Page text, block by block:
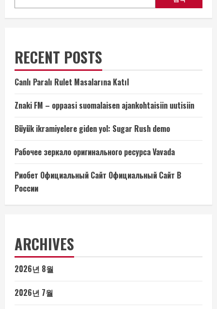
RECENT POSTS
Canlı Paralı Rulet Masalarına Katıl
Znaki FM – oppaasi suomalaisen ajankohtaisiin uutisiin
Büyük ikramiyelere giden yol: Sugar Rush demo
Рабочее зеркало оригинального ресурса Vavada
Риобет Официальный Сайт Официальный Сайт В
России
ARCHIVES
2026년 8월
2026년 7월